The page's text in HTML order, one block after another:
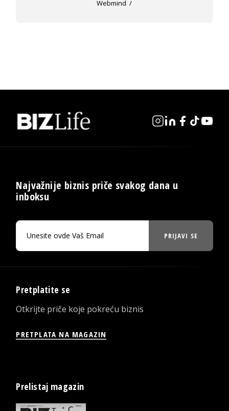
Webmind
Najvažnije biznis priče svakog dana u
inboksu
PRIJAVI SE
Pretplatite se
Otkrijte priče koje pokreću biznis
PRETPLATA NA MAGAZIN
Prelistaj magazin